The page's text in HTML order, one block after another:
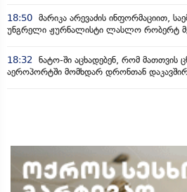
18:50 მარიკა არევაძის ინფორმაციით,
უნგრელი ჟურნალისტი ლასლო რობერტ
18:32
ნატო-ში აცხადებენ, რომ მათთვის
აეროპორტში მომხდარ დრონთან